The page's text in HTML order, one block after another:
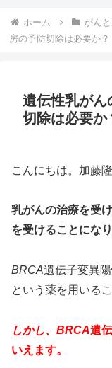
ホーム がん
房の予防切除は必要か？
遺伝性乳がん
切除は必要か
こんにちは。加藤隆
乳がんの治療を受
を受けることになり
BRCA遺伝子変異
という薬を用いる
しかし、BRCA遺
いえます。